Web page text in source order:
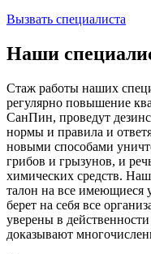
Вызвать специалиста
Наши
Стаж работы наших
регулярно повышение
СанПин, проведут
нормы и правила и
новыми способами
грибов и грызунов, и
химических средств.
талон на все имеющиеся
берет на себя все
уверены в
доказывают